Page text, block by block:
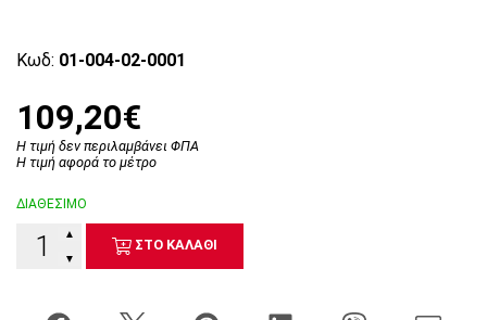
Κωδ: 01-004-02-0001
109,20€
Η τιμή δεν περιλαμβάνει ΦΠΑ
Η τιμή αφορά το μέτρο
ΔΙΑΘΕΣΙΜΟ
▼
▲
ΣΤΟ ΚΑΛΑΘΙ